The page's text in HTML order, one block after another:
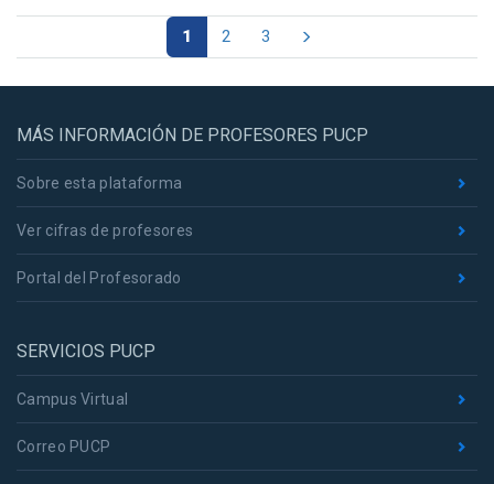
1 2 3
MÁS INFORMACIÓN DE PROFESORES PUCP
Sobre esta plataforma
Ver cifras de profesores
Portal del Profesorado
SERVICIOS PUCP
Campus Virtual
Correo PUCP